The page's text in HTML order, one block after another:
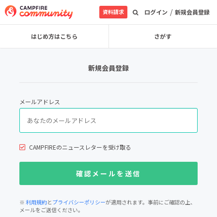
ログイン / 新規会員登録
資料請求
はじめ方はこちら さがす
新規会員登録
メールアドレス
CAMPFIREのニュースレターを受け取る
※利用規約とプライバシーポリシーが適用されます。事前にご確認の上、
メールをご送信ください。